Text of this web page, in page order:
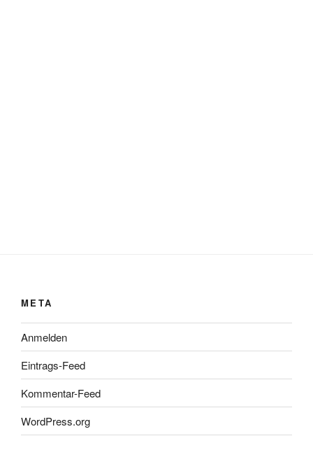
META
Anmelden
Eintrags-Feed
Kommentar-Feed
WordPress.org